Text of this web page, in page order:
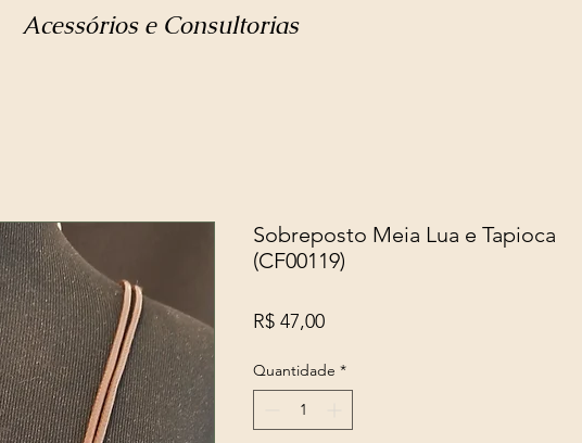
Acessórios e Consultorias
Sobreposto Meia Lua e Tapioca
(CF00119)
R$ 47,00Preço
Quantidade *